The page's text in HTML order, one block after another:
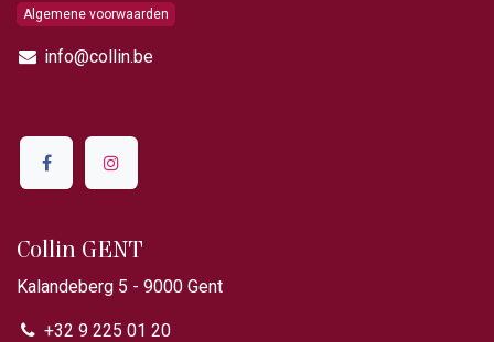
Algemene voorwaarden
info@collin.be
Collin GENT
Kalandeberg 5 - 9000 Gent​
+32 9 225 01 20